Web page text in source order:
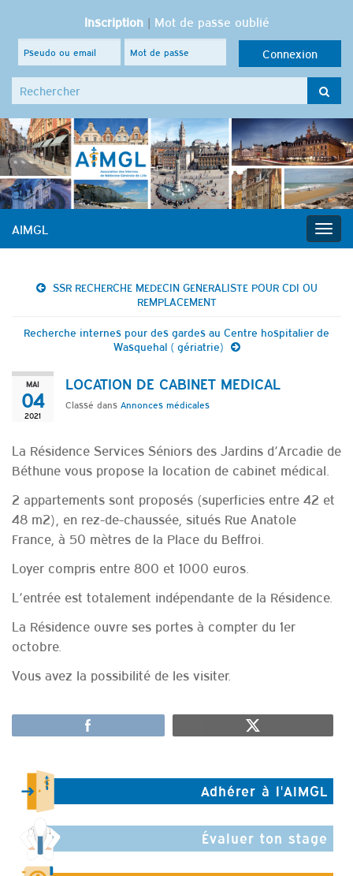
Inscription| Mot de passe oublié
Search for:
AIMGL
SSR RECHERCHE MEDECIN GENERALISTE POUR CDI OU
REMPLACEMENT
Recherche internes pour des gardes au Centre hospitalier de
Wasquehal ( gériatrie)
MAI
04
2021
LOCATION DE CABINET MEDICAL
Classé dans Annonces médicales
La Résidence Services Séniors des Jardins d’Arcadie de
Béthune vous propose la location de cabinet médical.
2 appartements sont proposés (superficies entre 42 et
48 m2), en rez-de-chaussée, situés Rue Anatole
France, à 50 mètres de la Place du Beffroi.
Loyer compris entre 800 et 1000 euros.
L’entrée est totalement indépendante de la Résidence.
La Résidence ouvre ses portes à compter du 1er
octobre.
Vous avez la possibilité de les visiter.
Adhérer à l'AIMGL
Évaluer ton stage